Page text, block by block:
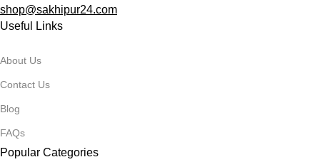
shop@sakhipur24.com
Useful Links
About Us
Contact Us
Blog
FAQs
Popular Categories